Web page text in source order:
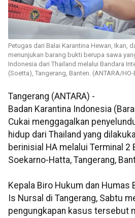
Petugas dari Balai Karantina Hewan, Ikan,
menunjukan barang bukti berupa sawa
Indonesia dari Thailand melalui Bandara
(Soetta), Tangerang, Banten. (ANTARA/
Tangerang (ANTARA) -
Badan Karantina Indonesia
Cukai menggagalkan
hidup dari Thailand yang
berinisial HA melalui Terminal 2
Soekarno-Hatta, Tangerang,
Kepala Biro Hukum dan Humas
Is Nursal di Tangerang, Sabtu
pengungkapan kasus tersebut